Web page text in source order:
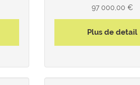
97 000,00 €
Plus de detail